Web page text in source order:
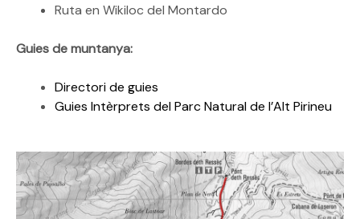
Ruta en Wikiloc del Montardo
Guies de muntanya:
Directori de guies
Guies Intèrprets del Parc Natural de l’Alt Pirineu